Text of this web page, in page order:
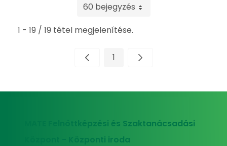
60 bejegyzés
1 - 19 / 19 tétel megjelenítése.
Oldal
1
MATE Felnőttképzési és Szaktanácsadási
Központ - Központi iroda